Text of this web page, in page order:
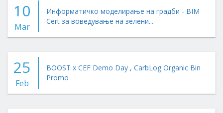
10
Mar
Информатичко моделирање на градби - BIM
Cert за воведување на зелени...
25
Feb
BOOST x CEF Demo Day , CarbLog Organic Bin
Promo